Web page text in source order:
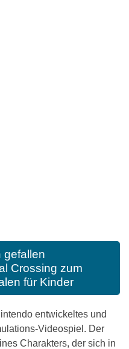
gefallen
Crossing zum
für Kinder
entwickeltes und
Videospiel. Der
Charakters, der sich in